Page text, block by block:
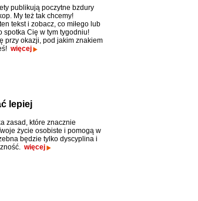
publikują poczytne bzdury
My też tak chcemy!
tekst i zobacz, co miłego lub
spotka Cię w tym tygodniu!
przy okazji, pod jakim znakiem
więcej
lepiej
zasad, które znacznie
życie osobiste i pomogą w
będzie tylko dyscyplina i
więcej